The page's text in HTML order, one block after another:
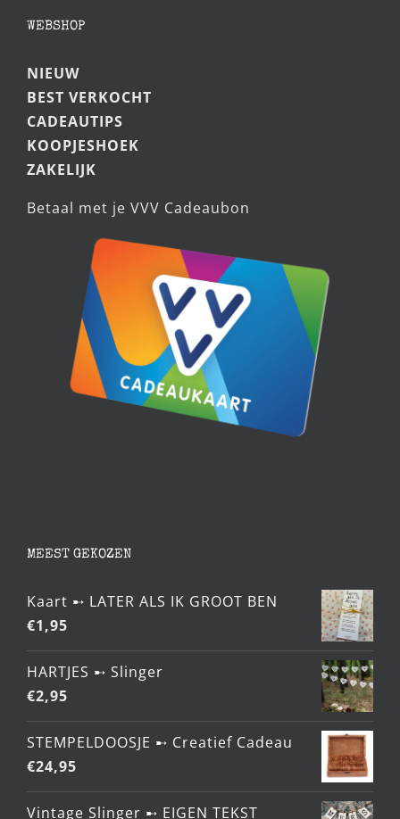
optie
gekozen
worden
op
de
productpagina
WEBSHOP
NIEUW
BEST VERKOCHT
CADEAUTIPS
KOOPJESHOEK
ZAKELIJK
Betaal met je VVV Cadeaubon
MEEST GEKOZEN
Kaart ➸ LATER ALS IK GROOT BEN
€1,95
HARTJES ➸ Slinger
€2,95
STEMPELDOOSJE ➸ Creatief Cadeau
€24,95
Vintage Slinger ➸ EIGEN TEKST